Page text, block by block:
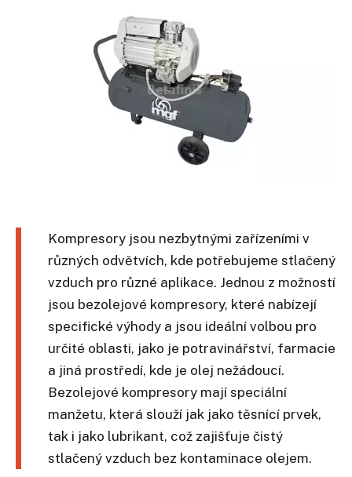
Kompresory jsou nezbytnými zařízeními v
různých odvětvích, kde potřebujeme stlačený
vzduch pro různé aplikace. Jednou z možností
jsou bezolejové kompresory, které nabízejí
specifické výhody a jsou ideální volbou pro
určité oblasti, jako je potravinářství, farmacie
a jiná prostředí, kde je olej nežádoucí.
Bezolejové kompresory mají speciální
manžetu, která slouží jak jako těsnící prvek,
tak i jako lubrikant, což zajišťuje čistý
stlačený vzduch bez kontaminace olejem.